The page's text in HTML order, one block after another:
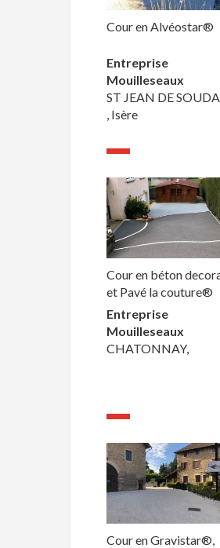
Cour en Alvéostar®
Entreprise
Mouilleseaux
ST JEAN DE
, Isère
Cour en béton
et Pavé la couture®
Entreprise
Mouilleseaux
CHATONNAY,
Cour en Gravistar®,